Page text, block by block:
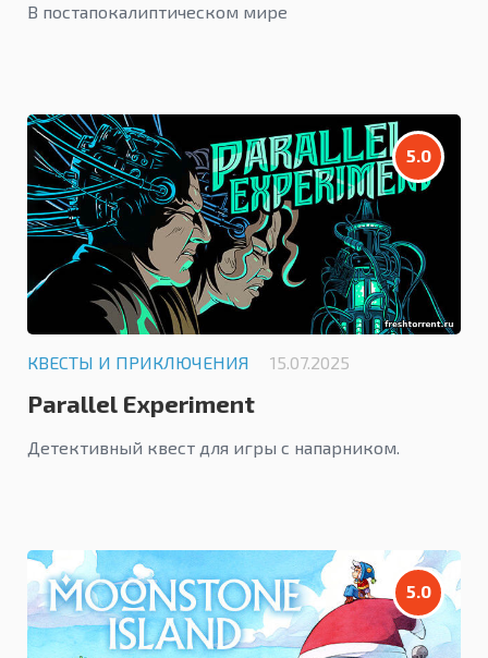
В постапокалиптическом мире
5.0
КВЕСТЫ И ПРИКЛЮЧЕНИЯ 15.07.2025
Parallel Experiment
Детективный квест для игры с напарником.
5.0